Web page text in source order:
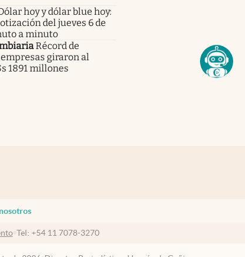
hoy y dólar blue hoy:
del jueves 6 de
a minuto
Récord de
giraron al
1891 millones
Tel: +54 11 7078-3270